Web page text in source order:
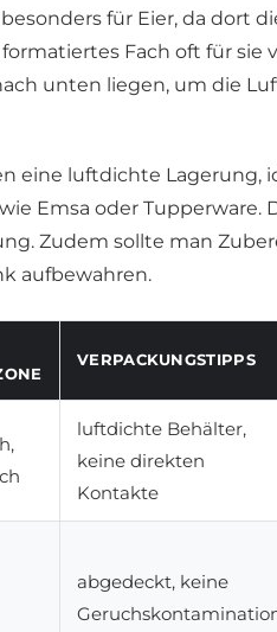
für Eier, da dort
Fach oft für sie
unten liegen, um die
eine luftdichte Lagerung,
Emsa oder Tupperware.
Zudem sollte man
aufbewahren.
VERPACKUNGSTIPPS
luftdichte Behälter,
keine direkten
Kontakte
abgedeckt, keine